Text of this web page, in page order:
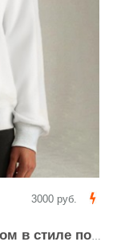
3000 руб.
стиле поп-арт